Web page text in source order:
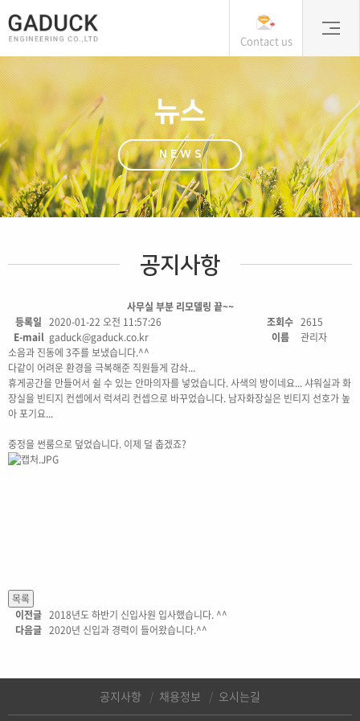
Contact us
뉴스
NEWS
공지사항
사무실 부분 리모델링 끝~~
등록일 2020-01-22 오전 11:57:26 조회수 2615
E-mail gaduck@gaduck.co.kr 이름
관리자
소음과 진동에 3주를 보냈습니다.^^
다같이 어려운 환경을 극복해준 직원들게 감솨...
휴게공간을 만들어서 쉴 수 있는 안마의자를 넣었습니다. 사색의 방이네요... 샤워실과 화
장실을 빈티지 컨셉에서 럭셔리 컨셉으로 바꾸었습니다. 남자화장실은 빈티지 선호가 높
아 포기요...
중정을 썬룸으로 덮었습니다. 이제 덜 춥겠죠?
이전글 2018년도 하반기 신입사원 입사했습니다. ^^
다음글 2020년 신입과 경력이 들어왔습니다.^^
공지사항 채용정보 오시는길